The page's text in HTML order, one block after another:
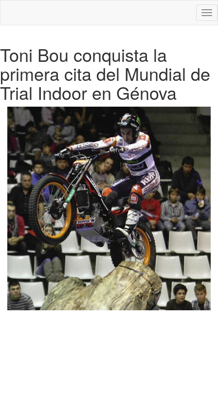
Toni Bou conquista la
primera cita del Mundial de
Trial Indoor en Génova